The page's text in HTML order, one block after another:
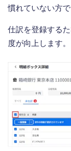
慣れていない方
仕訳を登録する
度が向上します。